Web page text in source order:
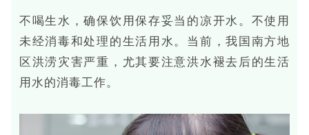
不喝生水，确保饮用保存妥当的凉开水。不使用
未经消毒和处理的生活用水。当前，我国南方地
区洪涝灾害严重，尤其要注意洪水褪去后的生活
用水的消毒工作。